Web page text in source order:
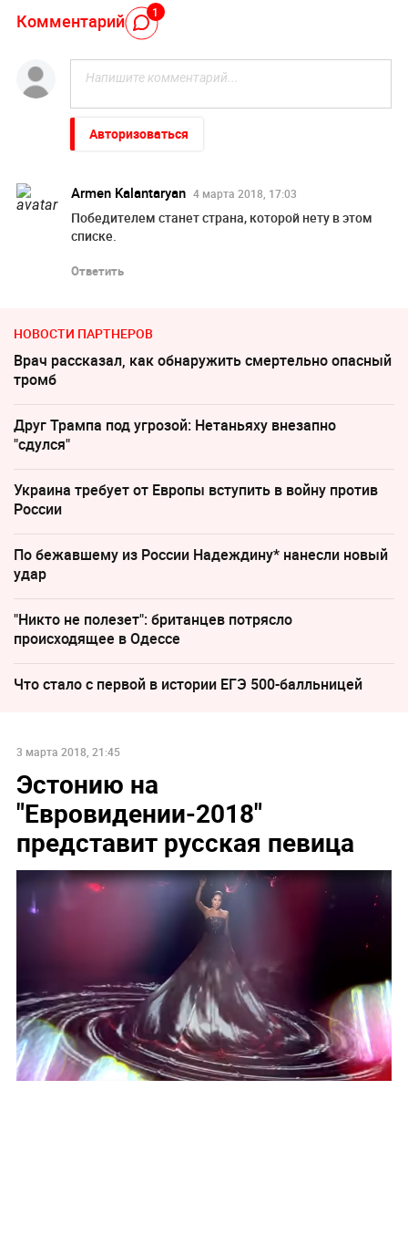
Комментарий 1
Авторизоваться
Armen Kalantaryan 4 марта 2018, 17:03
Победителем станет страна, которой нету в этом
списке.
Ответить
НОВОСТИ ПАРТНЕРОВ
Врач рассказал, как обнаружить смертельно опасный
тромб
Друг Трампа под угрозой: Нетаньяху внезапно
"сдулся"
Украина требует от Европы вступить в войну против
России
По бежавшему из России Надеждину* нанесли новый
удар
"Никто не полезет": британцев потрясло
происходящее в Одессе
Что стало с первой в истории ЕГЭ 500-балльницей
3 марта 2018, 21:45
Эстонию на
"Евровидении-2018"
представит русская певица